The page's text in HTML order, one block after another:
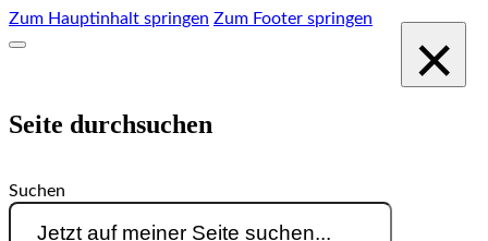
Zum Hauptinhalt springen Zum Footer springen
Seite durchsuchen
Suchen
×